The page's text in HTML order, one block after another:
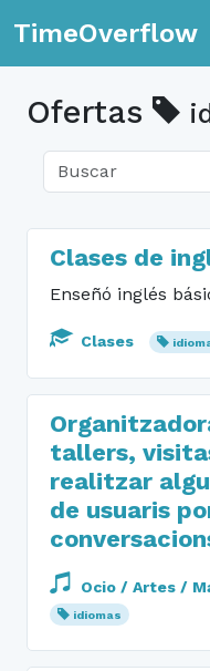
TimeOverflow
Ofertas
Clases de
Enseñó inglés
Clases
tallers,
realitzar
de usuaris
Ocio / Artes /
idiomas